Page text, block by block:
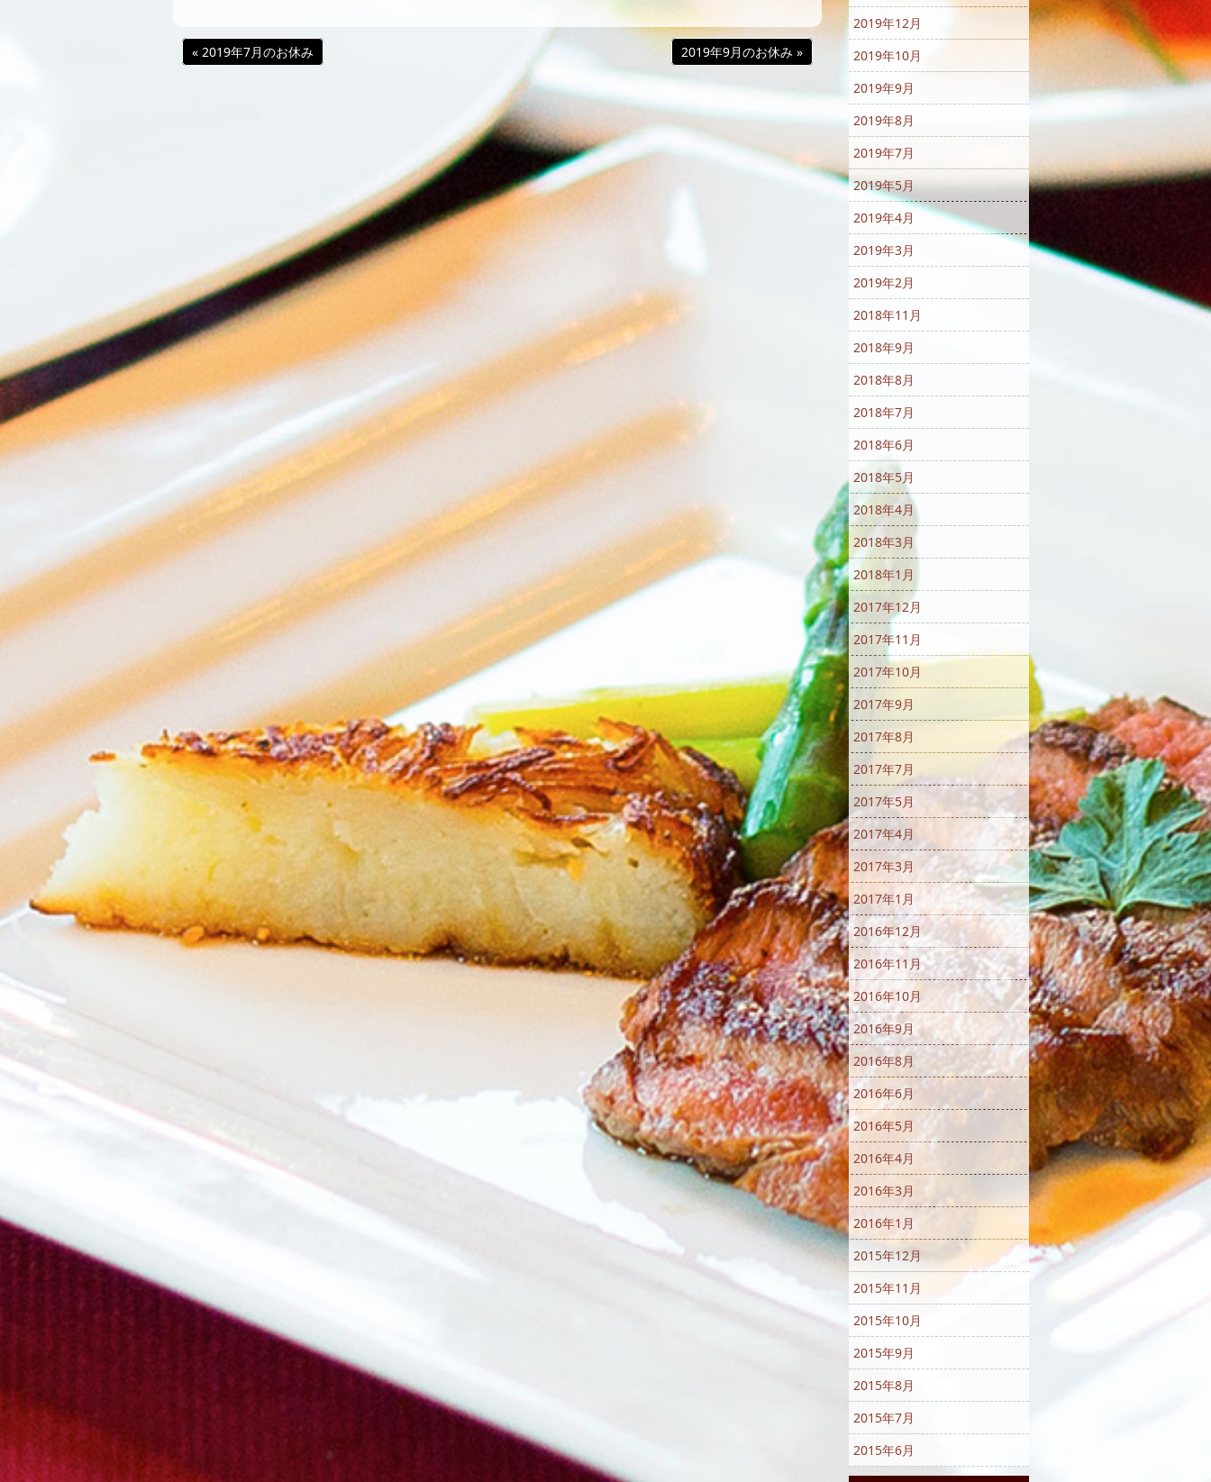
« 2019年7月のお休み 2019年9月のお休み »
2019年12月
2019年10月
2019年9月
2019年8月
2019年7月
2019年5月
2019年4月
2019年3月
2019年2月
2018年11月
2018年9月
2018年8月
2018年7月
2018年6月
2018年5月
2018年4月
2018年3月
2018年1月
2017年12月
2017年11月
2017年10月
2017年9月
2017年8月
2017年7月
2017年5月
2017年4月
2017年3月
2017年1月
2016年12月
2016年11月
2016年10月
2016年9月
2016年8月
2016年6月
2016年5月
2016年4月
2016年3月
2016年1月
2015年12月
2015年11月
2015年10月
2015年9月
2015年8月
2015年7月
2015年6月